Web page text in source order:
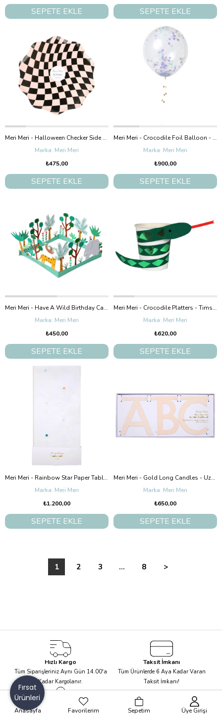
SEPETE EKLE SEPETE EKLE
Meri Meri - Halloween Checker Side Plates - Cadılar Bayramı Damalı Tabaklar (M) (8'Li)
Meri Meri
₺475,00
SEPETE EKLE
Meri Meri - Crocodile Foil Balloon - Timsah Folyo Balon
Meri Meri
₺900,00
SEPETE EKLE
Meri Meri - Have A Wild Birthday Card - Vahşi Doğa Doğum Günü Kartı - 3D
Meri Meri
₺450,00
SEPETE EKLE
Meri Meri - Crocodile Platters - Timsah Tabak
Meri Meri
₺620,00
SEPETE EKLE
Meri Meri - Rainbow Star Paper Tablecloth - Gökkuşağı Yıldızlı Masa Örtüsü
Meri Meri
₺1.200,00
SEPETE EKLE
Meri Meri - Gold Long Candles - Uzun Altın Mum
Meri Meri
₺650,00
SEPETE EKLE
1 2 3 ... 8 >
Hızlı Kargo
Tüm Siparişleriniz Aynı Gün 14.00'a
Kadar Kargolanır.
Taksit İmkanı
Tüm Ürünlerde 6 Aya Kadar Varan
Taksit İmkanı!
Güvenli Alışveriş
Kolay İade
Fırsat
Ürünleri
Anasayfa Favorilerim Sepetim Üye Girişi